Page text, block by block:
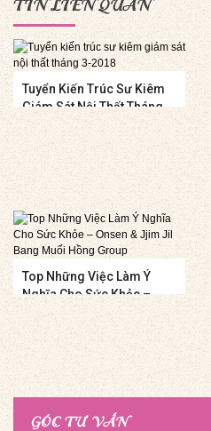
TIN LIÊN QUAN
Tuyển Kiến Trúc Sư Kiêm
Giám Sát Nội Thất Tháng
3-2018
Top Những Việc Làm Ý
Nghĩa Cho Sức Khỏe –
Onsen & Jjim Jil Bang
Muối Hồng Group
GÓC TƯ VẤN